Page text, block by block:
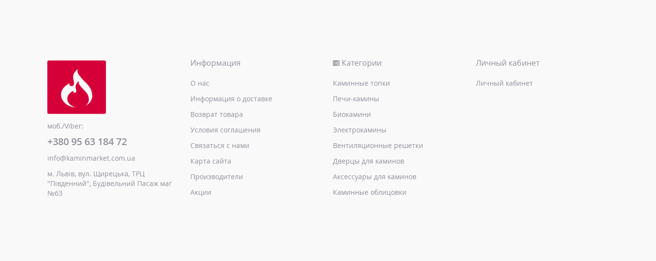
моб./Viber:
+380 95 63 184 72
info@kaminmarket.com.ua
м. Львів, вул. Щирецька, ТРЦ
"Південний", Будівельний Пасаж маг
№63
Информация
О нас
Информация о доставке
Возврат товара
Условия соглашения
Связаться с нами
Карта сайта
Производители
Акции
Категории
Каминные топки
Печи-камины
Биокамини
Электрокамины
Вентиляционные решетки
Дверцы для каминов
Аксессуары для каминов
Каминные облицовки
Личный кабинет
Личный кабинет